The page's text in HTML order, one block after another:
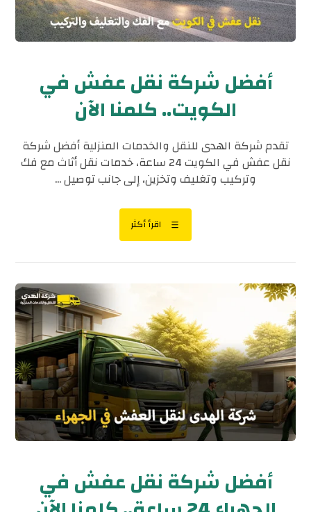
أفضل شركة نقل عفش في
الكويت.. كلمنا الآن
تقدم شركة الهدى للنقل والخدمات المنزلية أفضل شركة
نقل عفش في الكويت 24 ساعة، خدمات نقل أثاث مع فك
وتركيب وتغليف وتخزين، إلى جانب توصيل ...
اقرأ أكثر
أفضل شركة نقل عفش في